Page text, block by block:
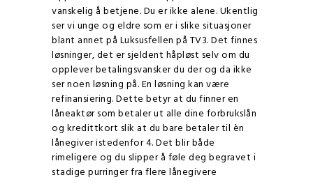
vanskelig å betjene. Du er ikke alene. Ukentlig
ser vi unge og eldre som er i slike situasjoner
blant annet på Luksusfellen på TV3. Det finnes
løsninger, det er sjeldent håpløst selv om du
opplever betalingsvansker du der og da ikke
ser noen løsning på. En løsning kan være
refinansiering. Dette betyr at du finner en
låneaktør som betaler ut alle dine forbrukslån
og kredittkort slik at du bare betaler til èn
lånegiver istedenfor 4. Det blir både
rimeligere og du slipper å føle deg begravet i
stadige purringer fra flere lånegivere